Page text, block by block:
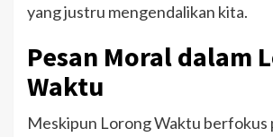
yang justru mengendalikan kita.
Pesan Moral dalam
Waktu
Meskipun Lorong Waktu berfokus